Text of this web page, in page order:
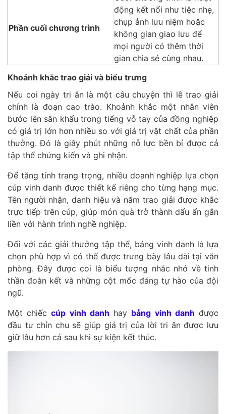
Phần cuối chương trình
động kết nối như tiệc nhẹ,
chụp ảnh lưu niệm hoặc
không gian giao lưu để
mọi người có thêm thời
gian chia sẻ cùng nhau.
Khoảnh khắc trao giải và biểu trưng
Nếu coi ngày tri ân là một câu chuyện thì lễ trao giải
chính là đoạn cao trào. Khoảnh khắc một nhân viên
bước lên sân khấu trong tiếng vỗ tay của đồng nghiệp
có giá trị lớn hơn nhiều so với giá trị vật chất của phần
thưởng. Đó là giây phút những nỗ lực bền bỉ được cả
tập thể chứng kiến và ghi nhận.
Để tăng tính trang trọng, nhiều doanh nghiệp lựa chọn
cúp vinh danh được thiết kế riêng cho từng hạng mục.
Tên người nhận, danh hiệu và năm trao giải được khắc
trực tiếp trên cúp, giúp món quà trở thành dấu ấn gắn
liền với hành trình nghề nghiệp.
Đối với các giải thưởng tập thể, bảng vinh danh là lựa
chọn phù hợp vì có thể được trưng bày lâu dài tại văn
phòng. Đây được coi là biểu tượng nhắc nhớ về tinh
thần đoàn kết và những cột mốc đáng tự hào của đội
ngũ.
Một chiếccúp vinh danh hay bảng vinh danh được
đầu tư chỉn chu sẽ giúp giá trị của lời tri ân được lưu
giữ lâu hơn cả sau khi sự kiện kết thúc.